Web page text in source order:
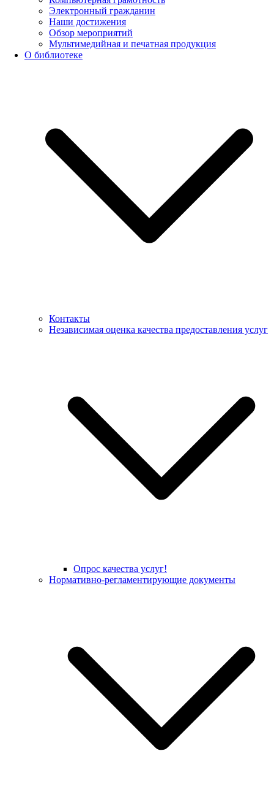
Электронный гражданин
Наши достижения
Обзор мероприятий
Мультимедийная и печатная продукция
О библиотеке
Контакты
Независимая оценка качества предоставления услуг
Опрос качества услуг!
Нормативно-регламентирующие документы